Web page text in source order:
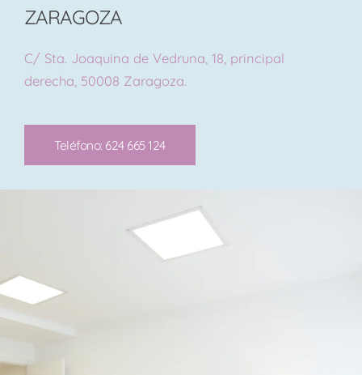
ZARAGOZA
C/ Sta. Joaquina de Vedruna, 18, principal
derecha, 50008 Zaragoza.
Teléfono: 624 665 124